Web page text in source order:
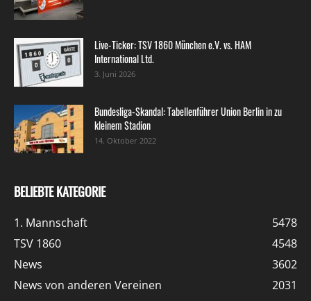
Live-Ticker: TSV 1860 München e.V. vs. HAM
International Ltd.
3. Juni 2026
Bundesliga-Skandal: Tabellenführer Union Berlin in zu
kleinem Stadion
14. Oktober 2022
BELIEBTE KATEGORIE
1. Mannschaft
5478
TSV 1860
4548
News
3602
News von anderen Vereinen
2031